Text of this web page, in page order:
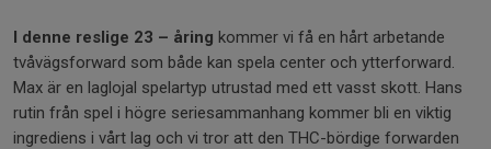
I denne reslige 23 – åring kommer vi få en hårt arbetande
tvåvägsforward som både kan spela center och ytterforward.
Max är en laglojal spelartyp utrustad med ett vasst skott. Hans
rutin från spel i högre seriesammanhang kommer bli en viktig
ingrediens i vårt lag och vi tror att den THC-bördige forwarden